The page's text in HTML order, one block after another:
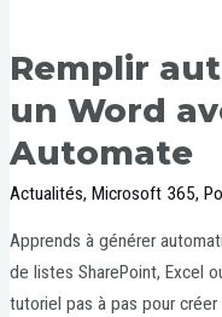
Remplir
un Word
Automate
Actualités,Microsoft 365,
Apprends à générer
de listes SharePoint, Excel
tutoriel pas à pas pour